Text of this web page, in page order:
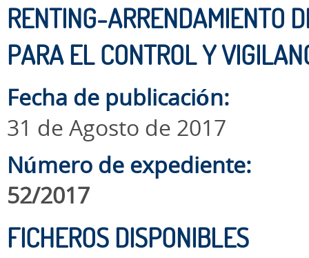
RENTING-ARRENDAMIENTO
PARA EL CONTROL Y
Fecha de publicación:
31 de Agosto de 2017
Número de expediente:
52/2017
FICHEROS DISPONIBLES